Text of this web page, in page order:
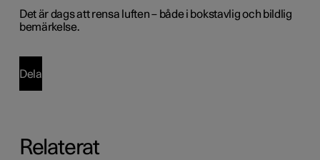
Det är dags att rensa luften – både i bokstavlig och bildlig
bemärkelse.
Dela
Relaterat